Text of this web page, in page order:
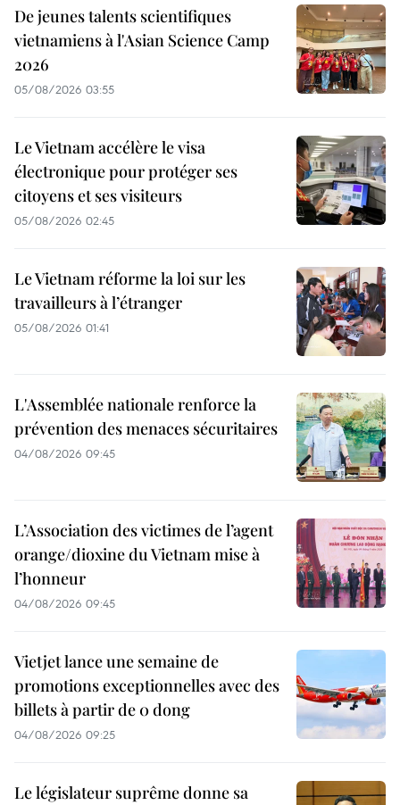
De jeunes talents scientifiques
vietnamiens à l'Asian Science Camp
2026
05/08/2026 03:55
Le Vietnam accélère le visa
électronique pour protéger ses
citoyens et ses visiteurs
05/08/2026 02:45
Le Vietnam réforme la loi sur les
travailleurs à l’étranger
05/08/2026 01:41
L'Assemblée nationale renforce la
prévention des menaces sécuritaires
04/08/2026 09:45
L’Association des victimes de l’agent
orange/dioxine du Vietnam mise à
l’honneur
04/08/2026 09:45
Vietjet lance une semaine de
promotions exceptionnelles avec des
billets à partir de 0 dong
04/08/2026 09:25
Le législateur suprême donne sa